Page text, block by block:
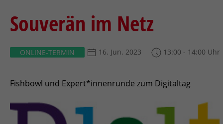
Souverän im Netz
ONLINE-TERMIN 16. Jun. 2023 13:00 - 14:00 Uhr
Fishbowl und Expert*innenrunde zum Digitaltag